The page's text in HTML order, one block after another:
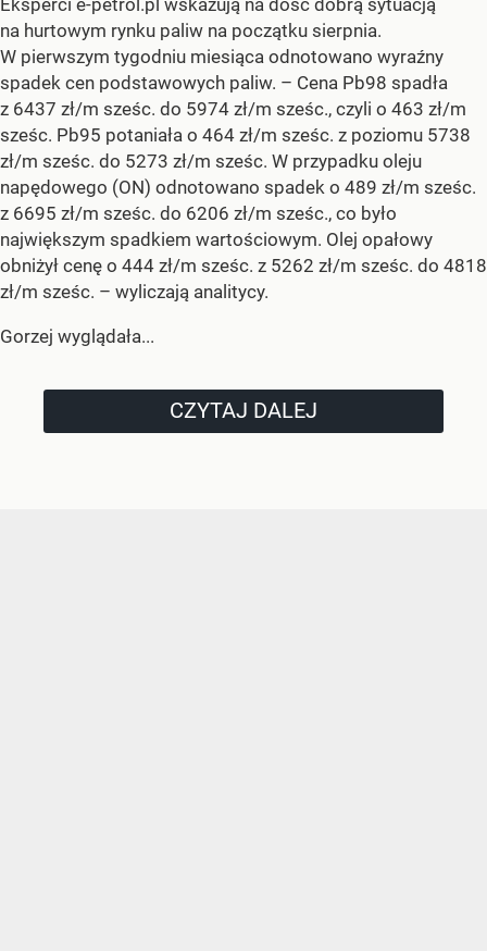
Eksperci e-petrol.pl wskazują na dość dobrą sytuacją
na hurtowym rynku paliw na początku sierpnia.
W pierwszym tygodniu miesiąca odnotowano wyraźny
spadek cen podstawowych paliw. – Cena Pb98 spadła
z 6437 zł/m sześc. do 5974 zł/m sześc., czyli o 463 zł/m
sześc. Pb95 potaniała o 464 zł/m sześc. z poziomu 5738
zł/m sześc. do 5273 zł/m sześc. W przypadku oleju
napędowego (ON) odnotowano spadek o 489 zł/m sześc.
z 6695 zł/m sześc. do 6206 zł/m sześc., co było
największym spadkiem wartościowym. Olej opałowy
obniżył cenę o 444 zł/m sześc. z 5262 zł/m sześc. do 4818
zł/m sześc. – wyliczają analitycy.
Gorzej wyglądała...
CZYTAJ DALEJ